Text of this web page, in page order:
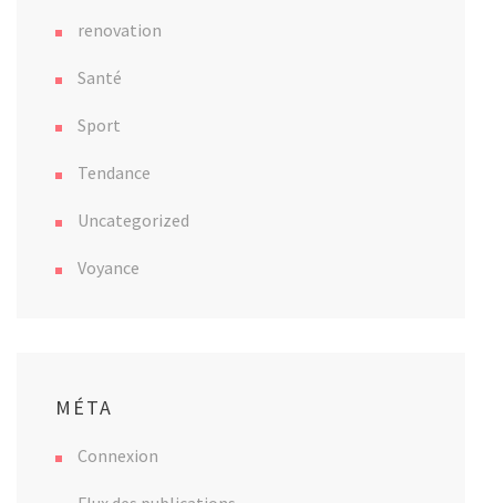
renovation
Santé
Sport
Tendance
Uncategorized
Voyance
MÉTA
Connexion